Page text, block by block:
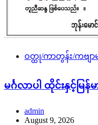
ဝတ္ထု/ကာတွန်း/ကဗျာမ
မင်္ဂလာပါ ထိုင်းနှင့်မြန်မ
admin
August 9, 2026